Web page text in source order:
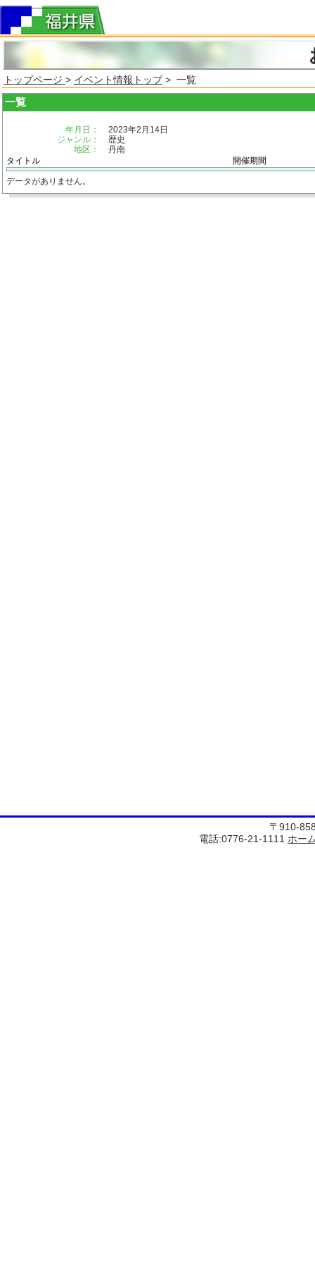
トップページ > イベント情報トップ> 一覧
一覧
年月日：
2023年2月14日
ジャンル：
歴史
地区：
丹南
タイトル
開催期間
データがありません。
〒910-
電話:0776-21-1111 ホー